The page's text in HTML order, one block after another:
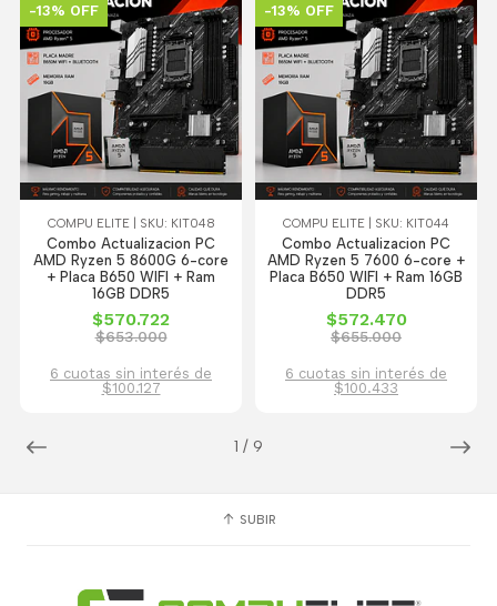
1 / 9
-13% OFF
COMPU ELITE | SKU: KIT048
Combo Actualizacion PC
AMD Ryzen 5 8600G 6-core
+ Placa B650 WIFI + Ram
16GB DDR5
$570.722
$653.000
6 cuotas sin interés de
$100.127
-13% OFF
COMPU ELITE | SKU: KIT044
Combo Actualizacion PC
AMD Ryzen 5 7600 6-core +
Placa B650 WIFI + Ram 16GB
DDR5
$572.470
$655.000
6 cuotas sin interés de
$100.433
SUBIR